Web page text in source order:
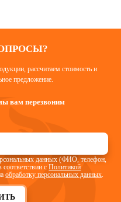
рассчитаем стоимость и
предложение.
вам перезвоним
данных (ФИО, телефон,
соответствии сПолитикой
обработку персональных данных